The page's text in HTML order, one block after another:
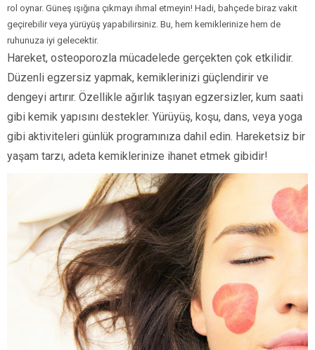
rol oynar. Güneş ışığına çıkmayı ihmal etmeyin! Hadi, bahçede biraz vakit
geçirebilir veya yürüyüş yapabilirsiniz. Bu, hem kemiklerinize hem de
ruhunuza iyi gelecektir.
Hareket, osteoporozla mücadelede gerçekten çok etkilidir.
Düzenli egzersiz yapmak, kemiklerinizi güçlendirir ve
dengeyi artırır. Özellikle ağırlık taşıyan egzersizler, kum saati
gibi kemik yapısını destekler. Yürüyüş, koşu, dans, veya yoga
gibi aktiviteleri günlük programınıza dahil edin. Hareketsiz bir
yaşam tarzı, adeta kemiklerinize ihanet etmek gibidir!